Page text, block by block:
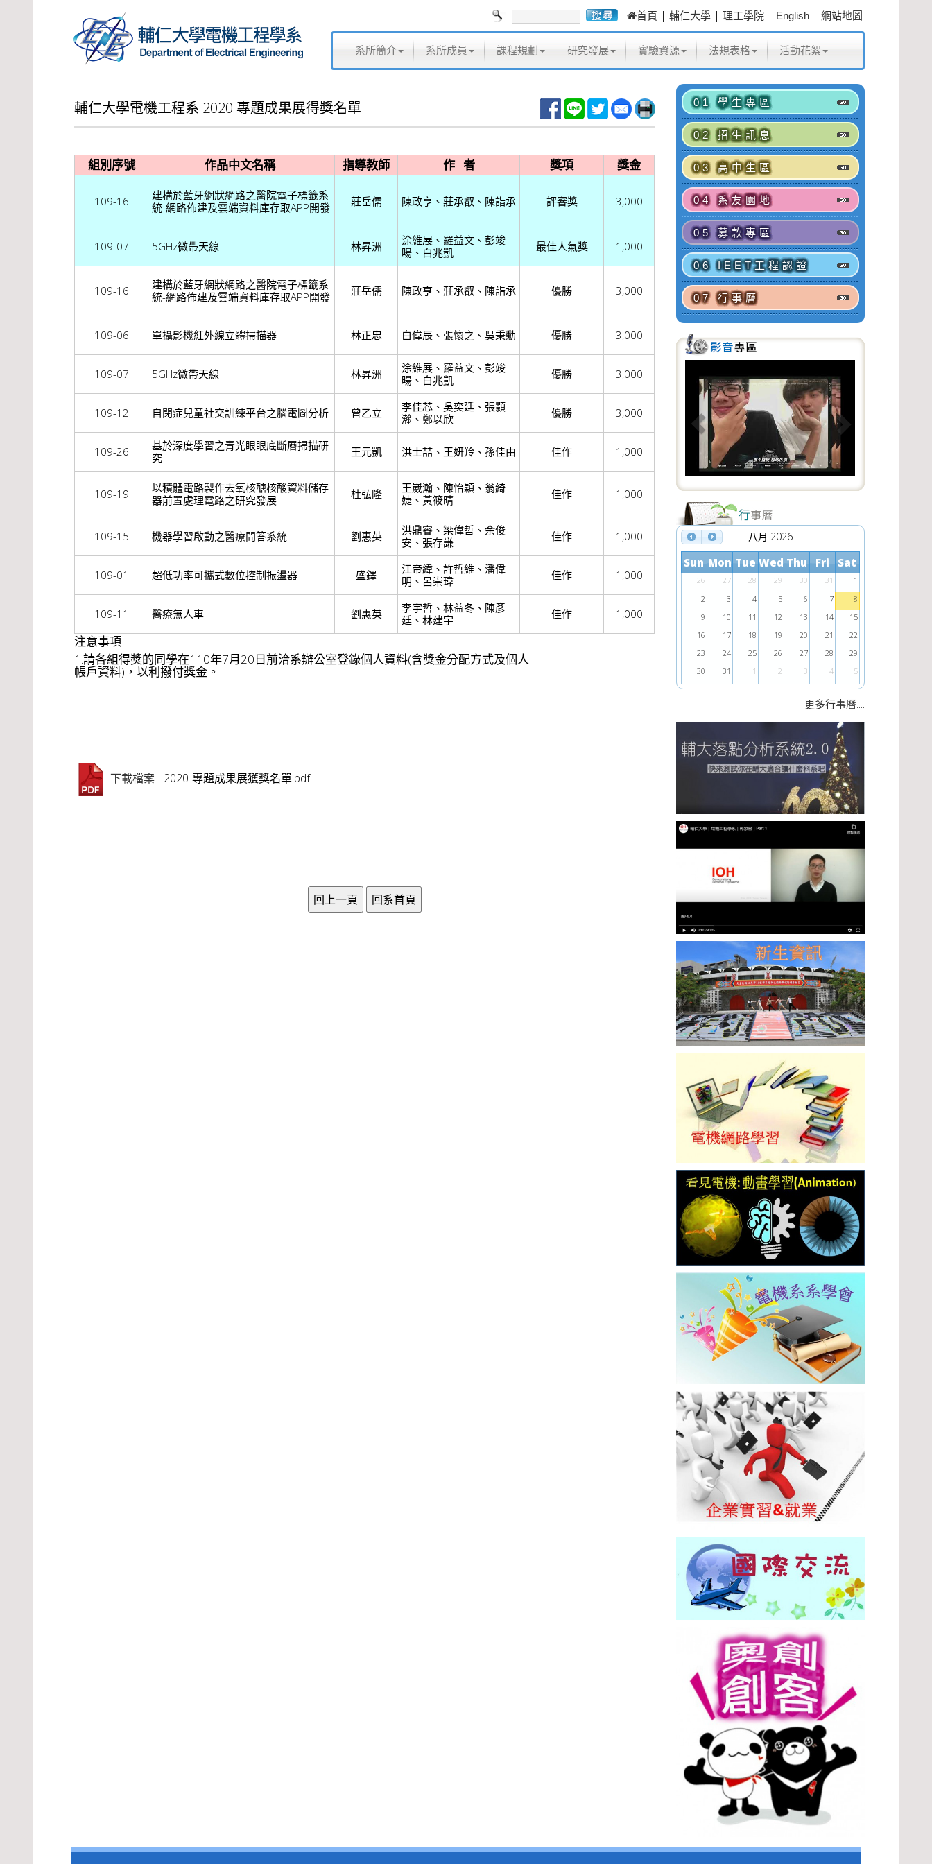
首頁 | 輔仁大學 | 理工學院 | English | 網站地圖
系所簡介 系所成員 課程規劃 研究發展 實驗資源 法規表格 活動花絮
輔仁大學電機工程系 2020 專題成果展得獎名單
組別序號 作品中文名稱 指導教師 作 者 獎項 獎金
109-16
建構於藍牙網狀網路之醫院電子標籤系
統-網路佈建及雲端資料庫存取APP開發
莊岳儒 陳政亨、莊承叡、陳詣承 評審獎 3,000
109-07 5GHz微帶天線 林昇洲
涂維展、羅益文、彭竣
暘、白兆凱
最佳人氣獎 1,000
109-16
建構於藍牙網狀網路之醫院電子標籤系
統-網路佈建及雲端資料庫存取APP開發
莊岳儒 陳政亨、莊承叡、陳詣承 優勝 3,000
109-06 單攝影機紅外線立體掃描器 林正忠 白偉辰、張懷之、吳秉勳 優勝 3,000
109-07 5GHz微帶天線 林昇洲
涂維展、羅益文、彭竣
暘、白兆凱
優勝 3,000
109-12 自閉症兒童社交訓練平台之腦電圖分析 曾乙立
李佳芯、吳奕廷、張顥
瀚、鄭以欣
優勝 3,000
109-26
基於深度學習之青光眼眼底斷層掃描研
究
王元凱 洪士喆、王妍羚、孫佳由 佳作 1,000
109-19
以積體電路製作去氧核醣核酸資料儲存
器前置處理電路之研究發展
杜弘隆
王崴瀚、陳怡穎、翁綺
婕、黃筱晴
佳作 1,000
109-15 機器學習啟動之醫療問答系統 劉惠英
洪鼎睿、梁偉哲、余俊
安、張存謙
佳作 1,000
109-01 超低功率可攜式數位控制振盪器 盛鐸
江帝緯、許哲維、潘偉
明、呂崇瑋
佳作 1,000
109-11 醫療無人車 劉惠英
李宇哲、林益冬、陳彥
廷、林建宇
佳作 1,000
注意事項
1.請各組得獎的同學在110年7月20日前洽系辦公室登錄個人資料(含獎金分配方式及個人
帳戶資料)，以利撥付獎金。
下載檔案 - 2020-專題成果展獲獎名單.pdf
01 學生專區
02 招生訊息
03 高中生區
04 系友園地
05 募款專區
06 IEET工程認證
07 行事曆
u
s
八月 2026
Sun Mon Tue Wed Thu Fri Sat
26 27 28 29 30 31
1
2
3 4 5 6 7
8
9
10 11 12 13 14
15
16
17 18 19 20 21
22
23
24 25 26 27 28
29
30
31 1 2 3 4 5
更多行事曆....